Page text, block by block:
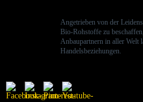
Angetrieben von der
Bio-Rohstoffe zu
Anbaupartnern in aller Welt
Handelsbeziehungen.